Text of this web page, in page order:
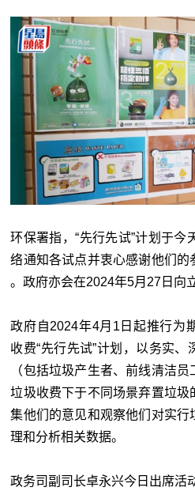
环保署指，“先行先试”计划于
络通知各试点并衷心感谢他们
。政府亦会在2024年5月27日向
政府自2024年4月1日起推行为
收费“先行先试”计划，以务实
（包括垃圾产生者、前线清洁
垃圾收费下于不同场景弃置垃
集他们的意见和观察他们对实
理和分析相关数据。
政务司副司长卓永兴今日出席活